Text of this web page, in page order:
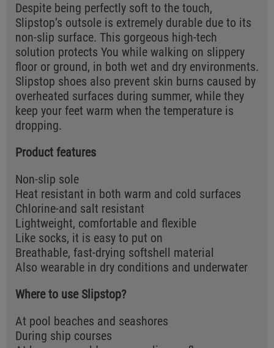
Despite being perfectly soft to the touch,
Slipstop’s outsole is extremely durable due to its
non-slip surface. This gorgeous high-tech
solution protects You while walking on slippery
floor or ground, in both wet and dry environments.
Slipstop shoes also prevent skin burns caused by
overheated surfaces during summer, while they
keep your feet warm when the temperature is
dropping.
Product features
Non-slip sole
Heat resistant in both warm and cold surfaces
Chlorine-and salt resistant
Lightweight, comfortable and flexible
Like socks, it is easy to put on
Breathable, fast-drying softshell material
Also wearable in dry conditions and underwater
Where to use Slipstop?
At pool beaches and seashores
During ship courses